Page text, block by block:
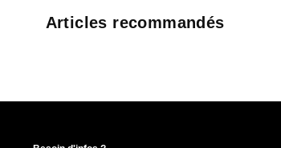
Articles recommandés